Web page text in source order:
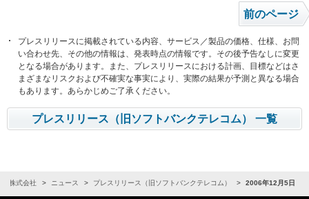
前のページ
プレスリリースに掲載されている内容、サービス／製品の価格、仕様、お問
い合わせ先、その他の情報は、発表時点の情報です。その後予告なしに変更
となる場合があります。また、プレスリリースにおける計画、目標などはさ
まざまなリスクおよび不確実な事実により、実際の結果が予測と異なる場合
もあります。あらかじめご了承ください。
プレスリリース（旧ソフトバンクテレコム） 一覧
ク株式会社 ニュース プレスリリース（旧ソフトバンクテレコム） 2006年12月5日